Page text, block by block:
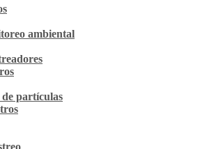
ambiental
partículas